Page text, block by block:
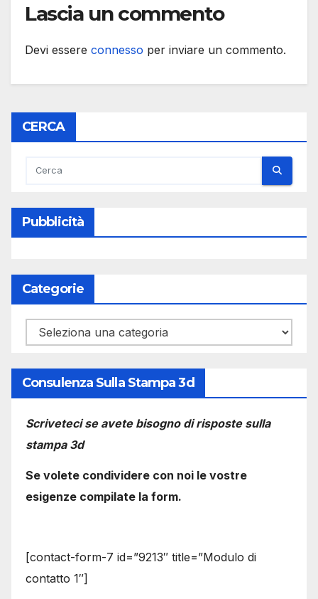
Lascia un commento
Devi essere connesso per inviare un commento.
CERCA
Pubblicità
Categorie
Categorie
Consulenza Sulla Stampa 3d
Scriveteci se avete bisogno di risposte sulla
stampa 3d
Se volete condividere con noi le vostre
esigenze compilate la form.
[contact-form-7 id=”9213″ title=”Modulo di
contatto 1″]